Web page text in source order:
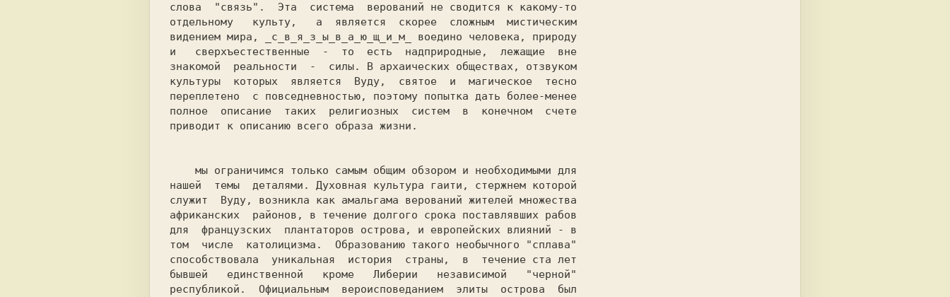
слова  "связь".  Эта  система  верований не сводится к какому-то
отдельному   культу,   а  является  скорее  сложным  мистическим
видением мира, _с_в_я_з_ы_в_а_ю_щ_и_м_ воедино человека, природу
и   сверхъестественные  -  то  есть  надприродные,  лежащие  вне
знакомой  реальности  -  силы. В архаических обществах, отзвуком
культуры  которых  является  Вуду,  святое  и  магическое  тесно
переплетено  с повседневностью, поэтому попытка дать более-менее
полное  описание  таких  религиозных  систем  в  конечном  счете
приводит к описанию всего образа жизни.
нашей  темы  деталями. Духовная культура гаити, стержнем которой
служит  Вуду, возникла как амальгама верований жителей множества
африканских  районов, в течение долгого срока поставлявших рабов
для  французских  плантаторов острова, и европейских влияний - в
том  числе  католицизма.  Образованию такого необычного "сплава"
способствовала  уникальная  история  страны,  в  течение ста лет
бывшей   единственной   кроме   Либерии   независимой   "черной"
республикой.  Официальным  вероисповеданием  элиты  острова  был